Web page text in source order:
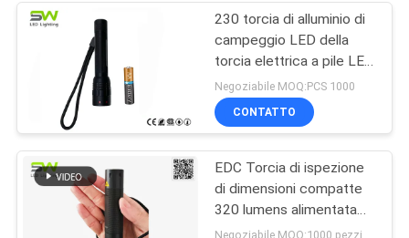
POLITICA
PRIVACY
Luce tenuta in mano
del lavoro del LED
Luce di ispezione
85
230 torcia di alluminio di
campeggio LED della
torcia elettrica a pile LED
dello zoom del lume 3w
aa
Negoziabile MOQ:PCS 1000
CONTATTO
EDC Torcia di ispezione
di dimensioni compatte
320 lumens alimentata
da 3 batterie AAA
Negoziabile MOQ:1000 pezzi